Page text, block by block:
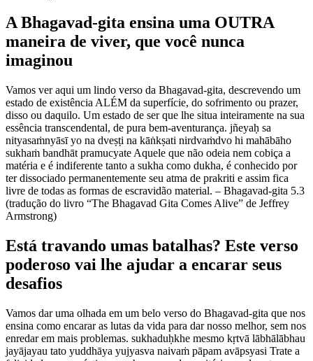
A Bhagavad-gita ensina uma OUTRA
maneira de viver, que você nunca
imaginou
Vamos ver aqui um lindo verso da Bhagavad-gita, descrevendo um
estado de existência ALÉM da superfície, do sofrimento ou prazer,
disso ou daquilo. Um estado de ser que lhe situa inteiramente na sua
essência transcendental, de pura bem-aventurança. jñeyaḥ sa
nityasaṁnyāsī yo na dveṣṭi na kāṅkṣati nirdvaṁdvo hi mahābāho
sukhaṁ bandhāt pramucyate Aquele que não odeia nem cobiça a
matéria e é indiferente tanto a sukha como dukha, é conhecido por
ter dissociado permanentemente seu atma de prakriti e assim fica
livre de todas as formas de escravidão material. – Bhagavad-gita 5.3
(tradução do livro “The Bhagavad Gita Comes Alive” de Jeffrey
Armstrong)
Está travando umas batalhas? Este verso
poderoso vai lhe ajudar a encarar seus
desafios
Vamos dar uma olhada em um belo verso do Bhagavad-gita que nos
ensina como encarar as lutas da vida para dar nosso melhor, sem nos
enredar em mais problemas. sukhaduḥkhe mesmo kṛtvā lābhālābhau
jayājayau tato yuddhāya yujyasva naivaṁ pāpam avāpsyasi Trate a